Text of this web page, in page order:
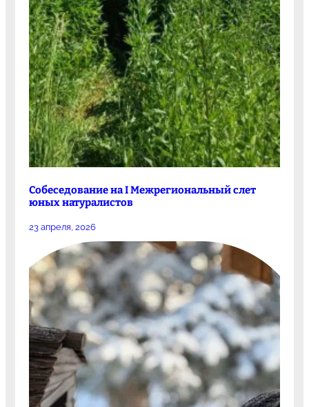
Собеседование на I Межрегиональный слет
юных натуралистов
23 апреля, 2026